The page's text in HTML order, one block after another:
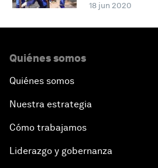
18 jun 2020
Quiénes somos
Quiénes somos
Nuestra estrategia
Cómo trabajamos
Liderazgo y gobernanza